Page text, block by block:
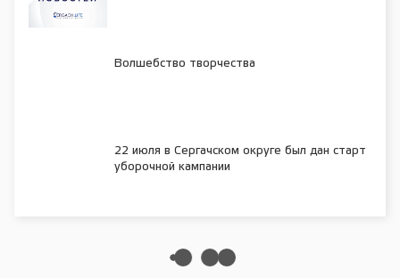
Волшебство творчества
22 июля в Сергачском округе был дан старт
уборочной кампании